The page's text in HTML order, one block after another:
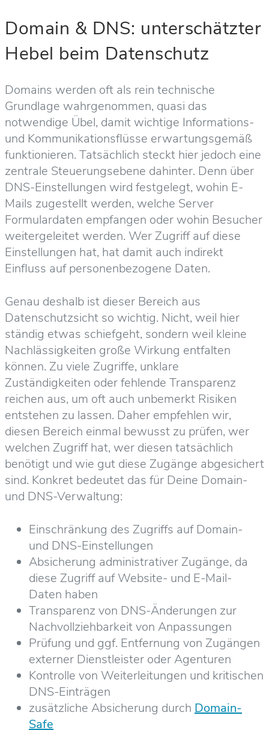
Domain & DNS: unterschätzter
Hebel beim Datenschutz
Domains werden oft als rein technische
Grundlage wahrgenommen, quasi das
notwendige Übel, damit wichtige Informations-
und Kommunikationsflüsse erwartungsgemäß
funktionieren. Tatsächlich steckt hier jedoch eine
zentrale Steuerungsebene dahinter. Denn über
DNS-Einstellungen wird festgelegt, wohin E-
Mails zugestellt werden, welche Server
Formulardaten empfangen oder wohin Besucher
weitergeleitet werden. Wer Zugriff auf diese
Einstellungen hat, hat damit auch indirekt
Einfluss auf personenbezogene Daten.
Genau deshalb ist dieser Bereich aus
Datenschutzsicht so wichtig. Nicht, weil hier
ständig etwas schiefgeht, sondern weil kleine
Nachlässigkeiten große Wirkung entfalten
können. Zu viele Zugriffe, unklare
Zuständigkeiten oder fehlende Transparenz
reichen aus, um oft auch unbemerkt Risiken
entstehen zu lassen. Daher empfehlen wir,
diesen Bereich einmal bewusst zu prüfen, wer
welchen Zugriff hat, wer diesen tatsächlich
benötigt und wie gut diese Zugänge abgesichert
sind. Konkret bedeutet das für Deine Domain-
und DNS-Verwaltung:
Einschränkung des Zugriffs auf Domain-
und DNS-Einstellungen
Absicherung administrativer Zugänge, da
diese Zugriff auf Website- und E-Mail-
Daten haben
Transparenz von DNS-Änderungen zur
Nachvollziehbarkeit von Anpassungen
Prüfung und ggf. Entfernung von Zugängen
externer Dienstleister oder Agenturen
Kontrolle von Weiterleitungen und kritischen
DNS-Einträgen
zusätzliche Absicherung durch Domain-
Safe